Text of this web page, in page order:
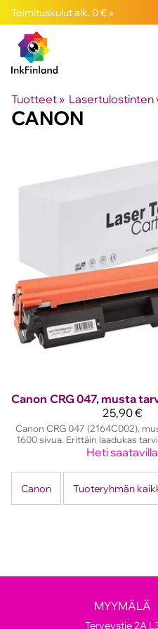
Toimituskulut alk. 0 € »
Tuotteet ‪» Lasertulostinten
CANON
Canon
25,90 €
Canon CRG 047 (2164C002),
1600 sivua. Erittäin laadukas
Heti saatavilla
Canon Tuoteryhmän
MYYMÄLÄ
Terveystie 2A